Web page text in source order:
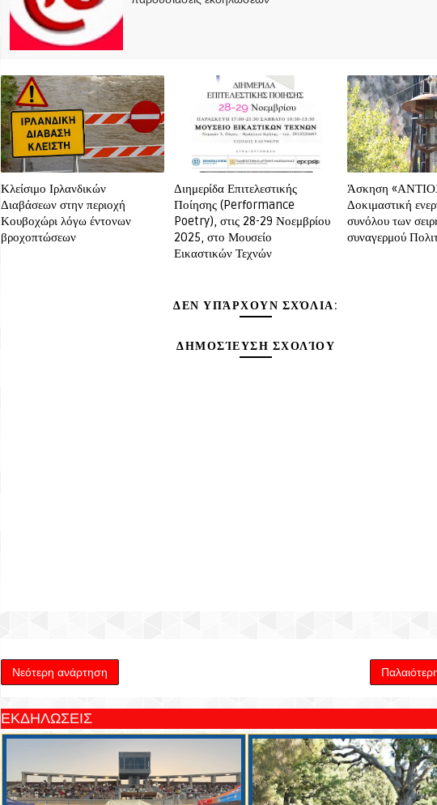
Κλείσιμο Ιρλανδικών
Διαβάσεων στην περιοχή
Κουβοχώρι λόγω έντονων
βροχοπτώσεων
Διημερίδα Επιτελεστικής
Ποίησης (Performance
Poetry), στις 28-29 Νοεμβρίου
2025, στο Μουσείο
Εικαστικών Τεχνών
Άσκηση
Δοκιμαστική
συνόλου των
συναγερμού
ΔΕΝ ΥΠΆΡΧΟΥΝ ΣΧΌΛΙΑ:
ΔΗΜΟΣΊΕΥΣΗ ΣΧΟΛΊΟΥ
Νεότερη ανάρτηση
ΕΚΔΗΛΩΣΕΙΣ